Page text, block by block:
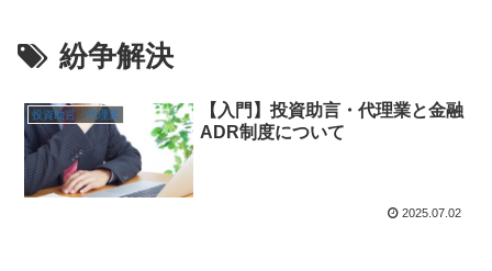
紛争解決
投資助言・代理業
【入門】投資助言・代理業と金融
ADR制度について
2025.07.02